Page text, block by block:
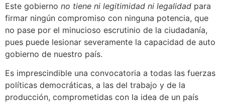
Este gobierno no tiene ni legitimidad ni legalidad para
firmar ningún compromiso con ninguna potencia, que
no pase por el minucioso escrutinio de la ciudadanía,
pues puede lesionar severamente la capacidad de auto
gobierno de nuestro país.
Es imprescindible una convocatoria a todas las fuerzas
políticas democráticas, a las del trabajo y de la
producción, comprometidas con la idea de un país